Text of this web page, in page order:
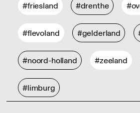
#friesland #drenthe
#flevoland #gelderland
#noord-holland #zeeland
#limburg